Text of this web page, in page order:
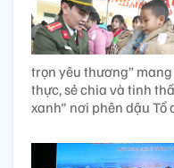
trọn yêu thương”
thực, sẻ chia và tinh
xanh" nơi phên dậu Tổ